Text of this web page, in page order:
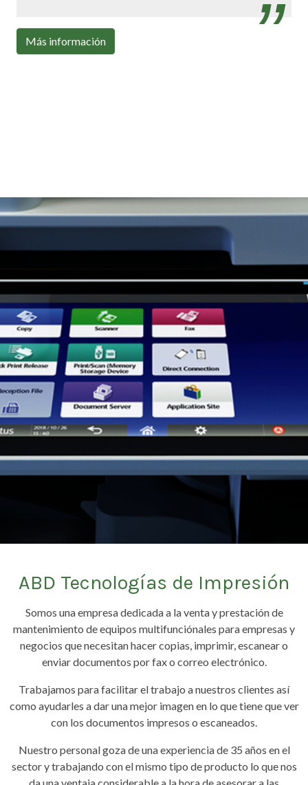
más brillantes....
Con toda la conectividad que necesitas
ABD Tecnologías de Impresión
Somos una empresa dedicada a la venta y prestación de
mantenimiento de equipos multifunciónales para empresas y
negocios que necesitan hacer copias, imprimir, escanear o
enviar documentos por fax o correo electrónico.
Trabajamos para facilitar el trabajo a nuestros clientes así
como ayudarles a dar una mejor imagen en lo que tiene que ver
con los documentos impresos o escaneados.
Nuestro personal goza de una experiencia de 35 años en el
sector y trabajando con el mismo tipo de producto lo que nos